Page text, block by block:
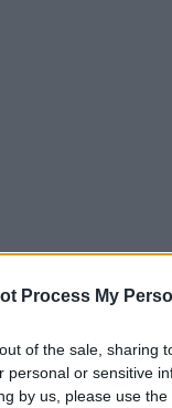
Process My
of the sale, sharing
personal or sensitive
by us, please use
Νότιγχαμ
Λίνγκαρντ,